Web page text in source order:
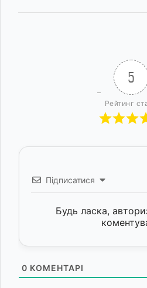
5
Рейтинг
Підписатися
Будь ласка,
0 КОМЕНТАРІ